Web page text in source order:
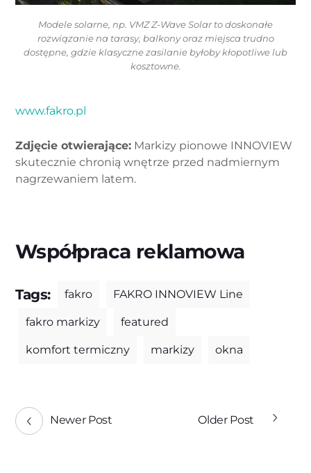
Modele solarne, np. VMZ Z-Wave Solar to doskonałe
rozwiązanie na tarasy, balkony oraz miejsca trudno
dostępne, gdzie klasyczne zasilanie byłoby kłopotliwe lub
kosztowne.
www.fakro.pl
Zdjęcie otwierające: Markizy pionowe INNOVIEW
skutecznie chronią wnętrze przed nadmiernym
nagrzewaniem latem.
Współpraca reklamowa
Tags: fakro FAKRO INNOVIEW Line
fakro markizy featured
komfort termiczny markizy okna
Newer Post Older Post